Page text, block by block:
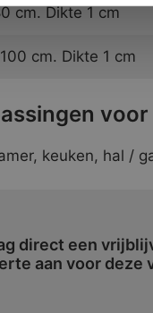
cm. Dikte 1 cm
cm. Dikte 1 cm
keuken, hal /
direct een
aan voor deze